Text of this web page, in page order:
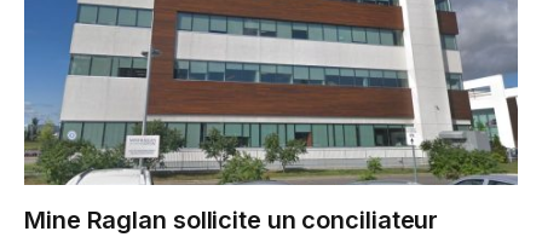
Mine Raglan sollicite un conciliateur